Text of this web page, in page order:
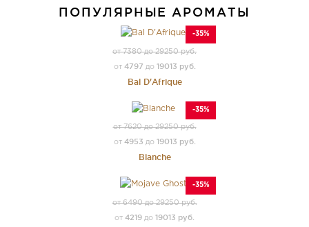
ПОПУЛЯРНЫЕ АРОМАТЫ
-35%
от 7380 до 29250 руб.
от 4797 до 19013 руб.
Bal D'Afrique
-35%
от 7620 до 29250 руб.
от 4953 до 19013 руб.
Blanche
-35%
от 6490 до 29250 руб.
от 4219 до 19013 руб.